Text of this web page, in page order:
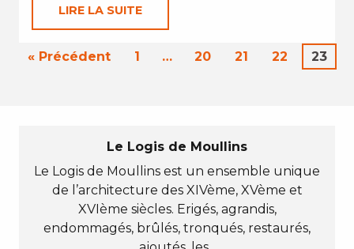
LIRE LA SUITE
« Précédent 1 … 20 21 22 23
Le Logis de Moullins
Le Logis de Moullins est un ensemble unique
de l’architecture des XIVème, XVème et
XVIème siècles. Erigés, agrandis,
endommagés, brûlés, tronqués, restaurés,